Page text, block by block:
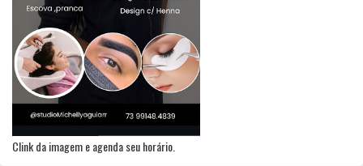
Clink da imagem e agenda seu horário.